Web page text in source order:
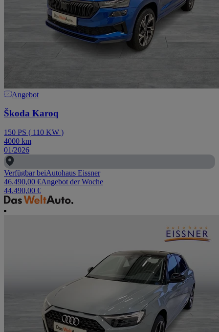
Angebot
Škoda Karoq
150 PS ( 110 KW )
4000 km
01/2026
Verfügbar beiAutohaus Eissner
46.490,00 €Angebot der Woche
44.490,00 €